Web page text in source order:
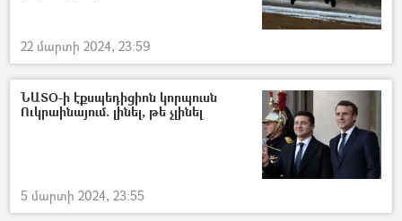
22 մարտի 2024, 23:59
ՆԱՏՕ-ի էքսպեդիցիոն կորպուսն
Ուկրաինայում. լինել, թե չլինել
5 մարտի 2024, 23:55